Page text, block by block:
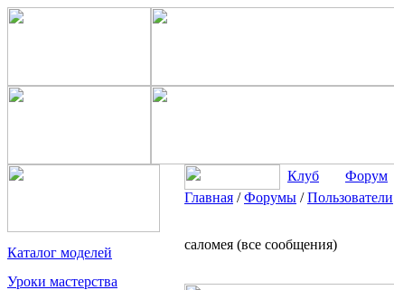
Каталог моделей
Уроки мастерства
Клуб Форум
Главная /Форумы /Пользователи
саломея (все сообщения)